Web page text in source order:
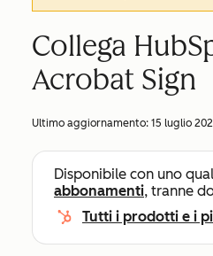
Collega
Acrobat Sign
Ultimo aggiornamento: 15 luglio
Disponibile con uno
abbonamenti, tranne
Tutti i prodotti e i